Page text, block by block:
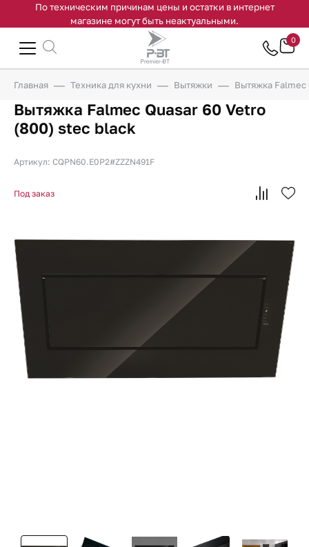
По техническим причинам цены и остатки в интернет
магазине могут быть неактуальными.
0
Главная Техника для кухни Вытяжки Вытяжка
Вытяжка Falmec Quasar 60 Vetro
(800) stec black
Артикул: CQPN60.E0P2#ZZZN491F
Под заказ